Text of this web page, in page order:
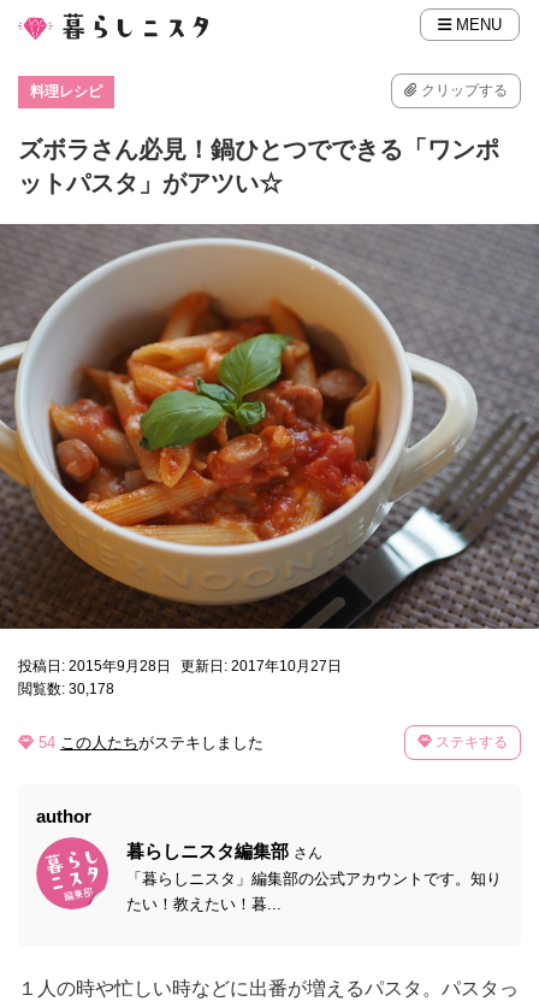
MENU
料理レシピ クリップする
ズボラさん必見！鍋ひとつでできる「ワンポ
ットパスタ」がアツい☆
投稿日: 2015年9月28日
更新日: 2017年10月27日
閲覧数: 30,178
54 この人たちがステキしました ステキする
author
暮らしニスタ編集部 さん
「暮らしニスタ」編集部の公式アカウントです。知り
たい！教えたい！暮...
１人の時や忙しい時などに出番が増えるパスタ。パスタっ